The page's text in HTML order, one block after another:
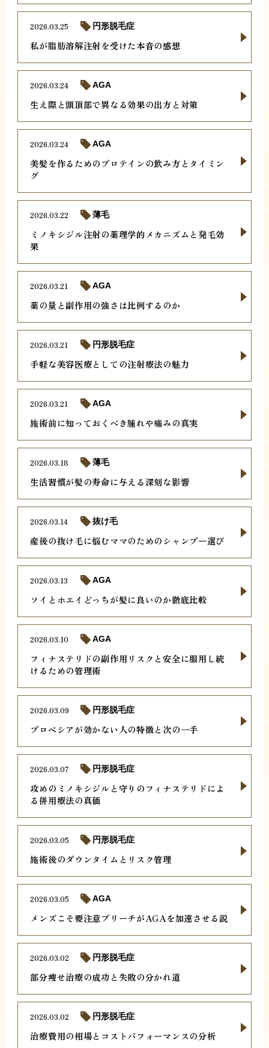
私が脂肪溶解注射を受けた本音の感想
2026.03.25 円形脱毛症
生え際と頭頂部で異なる効果の出方と対策
2026.03.24 AGA
美髪を作るためのプロテインの飲み方とタイミン
グ
2026.03.24 AGA
ミノキシジル注射の薬理学的メカニズムと発毛効
果
2026.03.22 薄毛
薬の量と副作用の強さは比例するのか
2026.03.21 AGA
手軽な美容医療としての注射療法の魅力
2026.03.21 円形脱毛症
施術前に知っておくべき腫れや痛みの真実
2026.03.21 AGA
生活習慣が髪の寿命に与える深刻な影響
2026.03.18 薄毛
産後の抜け毛に悩むママのためのシャンプー選び
2026.03.14 抜け毛
ソイとホエイどっちが髪に良いのか徹底比較
2026.03.13 AGA
フィナステリドの副作用リスクと安全に服用し続
けるための管理術
2026.03.10 AGA
プロペシアが効かない人の特徴と次の一手
2026.03.09 円形脱毛症
攻めのミノキシジルと守りのフィナステリドによ
る併用療法の真価
2026.03.07 円形脱毛症
施術後のダウンタイムとリスク管理
2026.03.05 円形脱毛症
メンズこそ要注意ブリーチがAGAを加速させる説
2026.03.05 AGA
部分痩せ治療の成功と失敗の分かれ道
2026.03.02 円形脱毛症
治療費用の相場とコストパフォーマンスの分析
2026.03.02 円形脱毛症